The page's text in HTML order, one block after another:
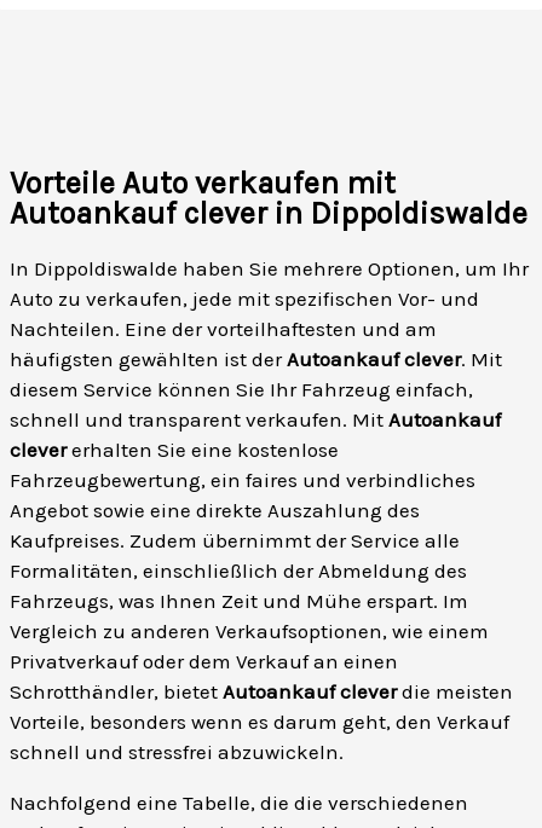
Vorteile Auto verkaufen mit
Autoankauf clever in Dippoldiswalde
In Dippoldiswalde haben Sie mehrere Optionen, um Ihr
Auto zu verkaufen, jede mit spezifischen Vor- und
Nachteilen. Eine der vorteilhaftesten und am
häufigsten gewählten ist derAutoankauf clever. Mit
diesem Service können Sie Ihr Fahrzeug einfach,
schnell und transparent verkaufen. Mit Autoankauf
clevererhalten Sie eine kostenlose
Fahrzeugbewertung, ein faires und verbindliches
Angebot sowie eine direkte Auszahlung des
Kaufpreises. Zudem übernimmt der Service alle
Formalitäten, einschließlich der Abmeldung des
Fahrzeugs, was Ihnen Zeit und Mühe erspart. Im
Vergleich zu anderen Verkaufsoptionen, wie einem
Privatverkauf oder dem Verkauf an einen
Schrotthändler, bietet Autoankauf cleverdie meisten
Vorteile, besonders wenn es darum geht, den Verkauf
schnell und stressfrei abzuwickeln.
Nachfolgend eine Tabelle, die die verschiedenen